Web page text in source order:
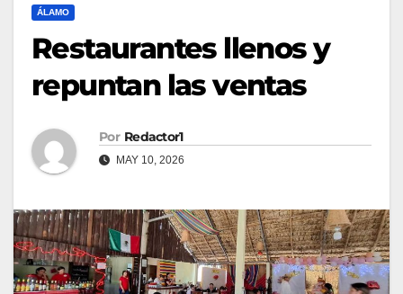
ÁLAMO
Restaurantes llenos y
repuntan las ventas
Por Redactor1
MAY 10, 2026